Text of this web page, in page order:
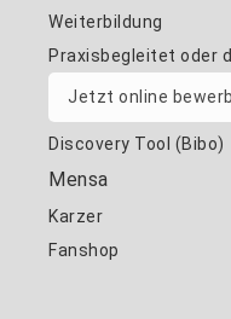
Weiterbildung
Praxisbegleitet oder
Jetzt online
Discovery Tool (Bibo)
Mensa
Karzer
Fanshop